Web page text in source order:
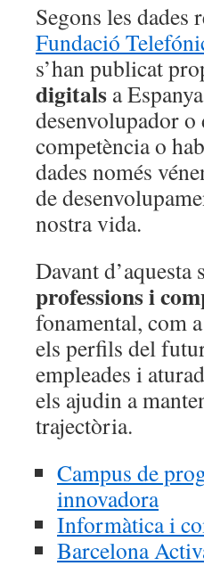
Segons les dades
Fundació
s’han publicat
digitals a
desenvolupador
competència o
dades només
de
nostra vida.
Davant d’aquesta
professions i
fonamental, com
els perfils del
empleades i
els ajudin a
trajectòria.
Campus de
innovadora
Informàtica i
Barcelona